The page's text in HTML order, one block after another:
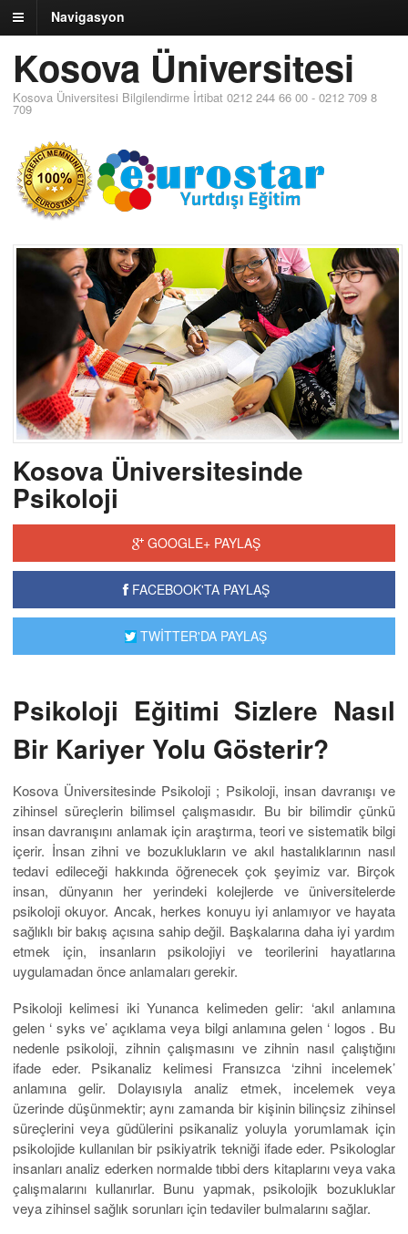
Navigasyon
Kosova Üniversitesi
Kosova Üniversitesi Bilgilendirme İrtibat 0212 244 66 00 - 0212 709 8
709
Kosova Üniversitesinde
Psikoloji
GOOGLE+ PAYLAŞ
FACEBOOK'TA PAYLAŞ
TWİTTER'DA PAYLAŞ
Psikoloji Eğitimi Sizlere Nasıl
Bir Kariyer Yolu Gösterir?
Kosova Üniversitesinde Psikoloji ; Psikoloji, insan davranışı ve
zihinsel süreçlerin bilimsel çalışmasıdır. Bu bir bilimdir çünkü
insan davranışını anlamak için araştırma, teori ve sistematik bilgi
içerir. İnsan zihni ve bozuklukların ve akıl hastalıklarının nasıl
tedavi edileceği hakkında öğrenecek çok şeyimiz var. Birçok
insan, dünyanın her yerindeki kolejlerde ve üniversitelerde
psikoloji okuyor. Ancak, herkes konuyu iyi anlamıyor ve hayata
sağlıklı bir bakış açısına sahip değil. Başkalarına daha iyi yardım
etmek için, insanların psikolojiyi ve teorilerini hayatlarına
uygulamadan önce anlamaları gerekir.
Psikoloji kelimesi iki Yunanca kelimeden gelir: ‘akıl anlamına
gelen ‘ syks ve’ açıklama veya bilgi anlamına gelen ‘ logos . Bu
nedenle psikoloji, zihnin çalışmasını ve zihnin nasıl çalıştığını
ifade eder. Psikanaliz kelimesi Fransızca ‘zihni incelemek’
anlamına gelir. Dolayısıyla analiz etmek, incelemek veya
üzerinde düşünmektir; aynı zamanda bir kişinin bilinçsiz zihinsel
süreçlerini veya güdülerini psikanaliz yoluyla yorumlamak için
psikolojide kullanılan bir psikiyatrik tekniği ifade eder. Psikologlar
insanları analiz ederken normalde tıbbi ders kitaplarını veya vaka
çalışmalarını kullanırlar. Bunu yapmak, psikolojik bozukluklar
veya zihinsel sağlık sorunları için tedaviler bulmalarını sağlar.